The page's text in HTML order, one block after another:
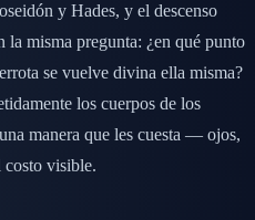
y Hades, y el descenso
misma pregunta: ¿en qué punto
se vuelve divina ella misma?
los cuerpos de los
manera que les cuesta — ojos,
visible.